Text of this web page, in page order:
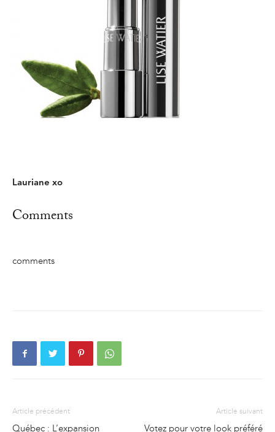
Lauriane xo
Comments
comments
Article précédent
Québec : L’expansion
Article suivant
Votez pour votre look préféré